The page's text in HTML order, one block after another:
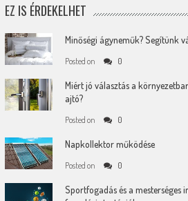
EZ IS ÉRDEKELHET
Minőségi ágyneműk? Segítünk
Posted on 0
Miért jó választás a
ajtó?
Posted on 0
Napkollektor működése
Posted on 0
Sportfogadás és a mesterséges